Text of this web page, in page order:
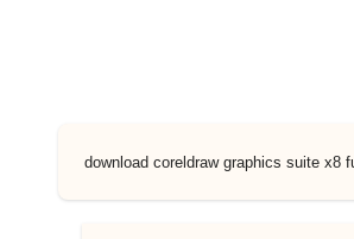
download coreldraw graphics suite x8